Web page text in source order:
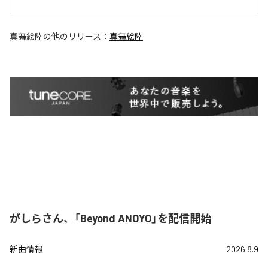
真舞絵陸の他のリリース： 真舞絵陸
がしらさん、「Beyond ANOYO」を配信開始
新曲情報 2026.8.9